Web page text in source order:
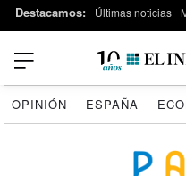
Destacamos: Últimas noticias
OPINIÓN ESPAÑA